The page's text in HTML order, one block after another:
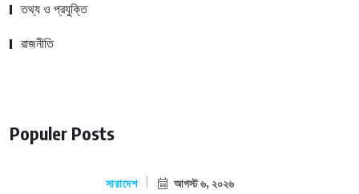
তথ্য ও প্রযুক্তি
রাজনীতি
Populer Posts
সারাদেশ আগস্ট ৬, ২০২৬